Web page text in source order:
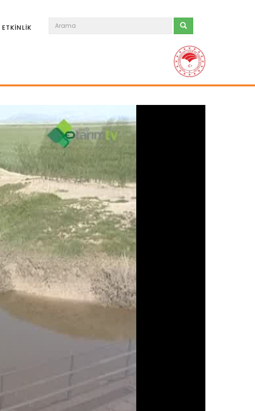
ETKİNLİK
Çölleşme Nedir?
Devamını Oku ->
Devamını Oku ->